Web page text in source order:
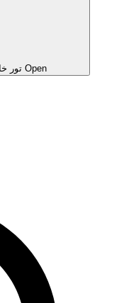
Open تور خارجی